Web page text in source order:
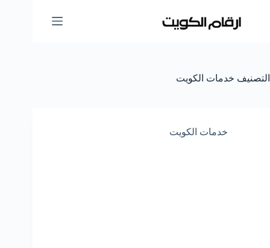
المحتوى
التصنيف خدمات الكويت
خدمات الكويت